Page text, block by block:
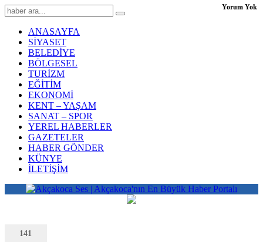
ANASAYFA
SİYASET
BELEDİYE
BÖLGESEL
TURİZM
EĞİTİM
EKONOMİ
KENT – YAŞAM
SANAT – SPOR
YEREL HABERLER
GAZETELER
HABER GÖNDER
KÜNYE
İLETİŞİM
141
Yorum Yok